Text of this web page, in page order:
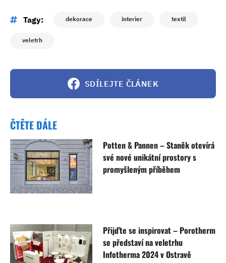
Tagy: dekorace interier textil
veletrh
SDÍLEJTE ČLÁNEK
ČTĚTE DÁLE
Potten & Pannen – Staněk otevírá
své nové unikátní prostory s
promyšleným příběhem
Přijďte se inspirovat – Porotherm
se představí na veletrhu
Infotherma 2024 v Ostravě